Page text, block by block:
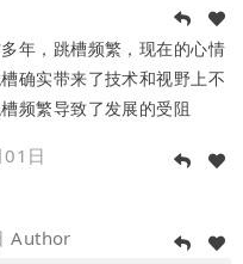
年，跳槽频繁，现在的心情
确实带来了技术和视野上不
频繁导致了发展的受阻
日
Author